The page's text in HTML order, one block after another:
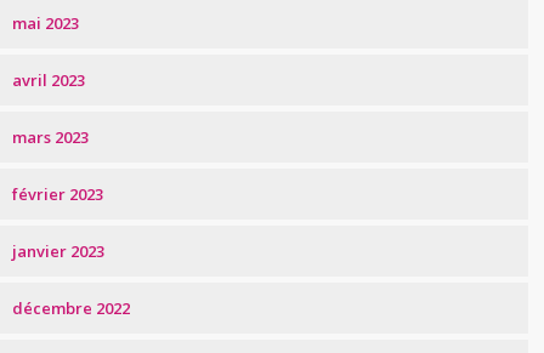
mai 2023
avril 2023
mars 2023
février 2023
janvier 2023
décembre 2022